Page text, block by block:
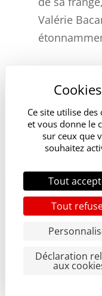
Ce site utilise des
et vous donne le
sur ceux que
souhaitez
Tout
Tout
Déclaration
aux
Valérie